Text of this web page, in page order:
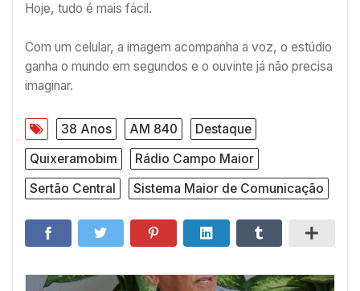
Hoje, tudo é mais fácil.
Com um celular, a imagem acompanha a voz, o estúdio
ganha o mundo em segundos e o ouvinte já não precisa
imaginar.
38 Anos AM 840
Destaque
Quixeramobim
Rádio Campo Maior
Sertão Central
Sistema Maior de Comunicação